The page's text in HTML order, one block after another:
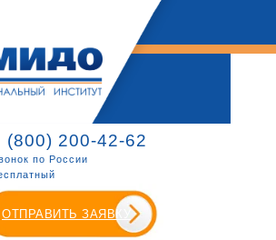
(800) 200-42-62
по России
ОТПРАВИТЬ ЗАЯВКУ